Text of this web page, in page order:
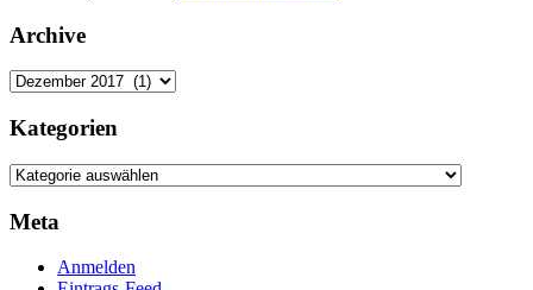
Archive
Archive
Kategorien
Kategorien
Meta
Anmelden